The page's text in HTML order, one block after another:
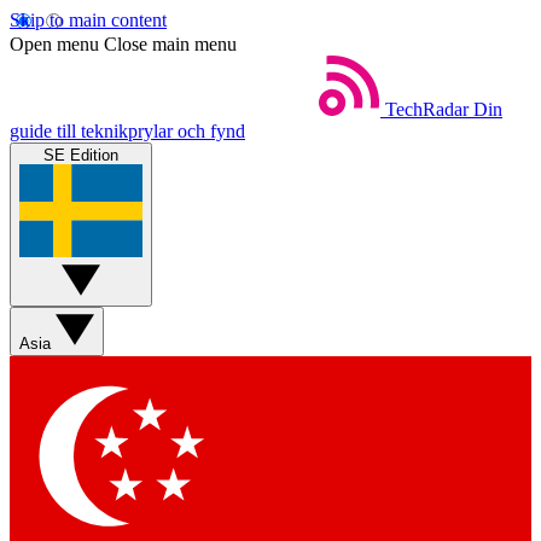
Skip to main content
Open menu Close main menu
TechRadar Din
guide till teknikprylar och fynd
SE Edition
Asia